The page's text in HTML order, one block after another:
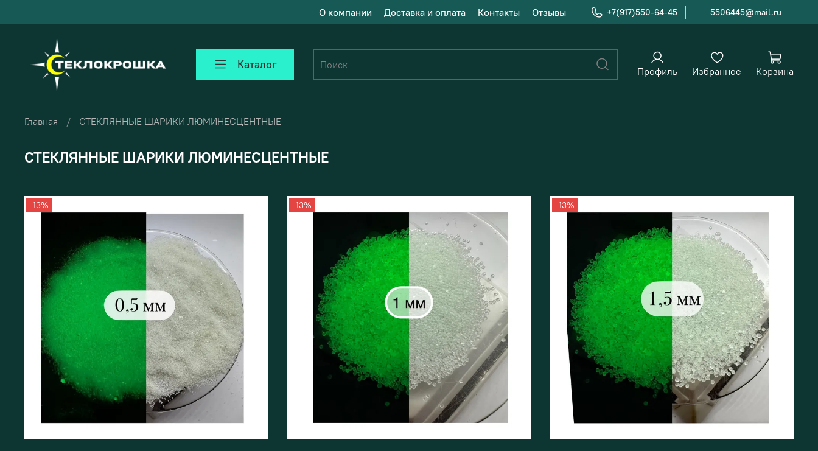
О компании Доставка и оплата Контакты Отзывы +7(917)550-64-45 5506445@mail.ru
Каталог Профиль Избранное Корзина
Главная СТЕКЛЯННЫЕ ШАРИКИ ЛЮМИНЕСЦЕНТНЫЕ
СТЕКЛЯННЫЕ ШАРИКИ ЛЮМИНЕСЦЕНТНЫЕ
-13% -13% -13%